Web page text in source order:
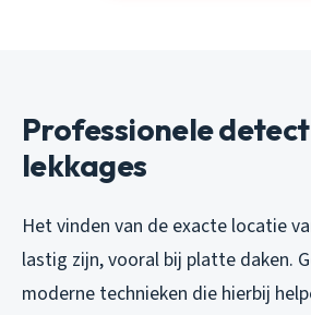
Professionele
lekkages
Het vinden van de exacte locatie
lastig zijn, vooral bij platte daken.
moderne technieken die hierbij